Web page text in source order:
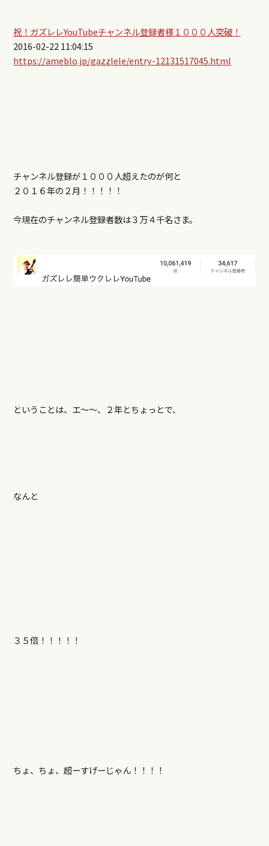
祝！ガズレレYouTubeチャンネル登録者様１０００人突破！
2016-02-22 11:04:15
https://ameblo.jp/gazzlele/entry-12131517045.html
チャンネル登録が１０００人超えたのが何と
２０１６年の２月！！！！！
今現在のチャンネル登録者数は３万４千名さま。
ということは、エ～～、２年とちょっとで、
なんと
３５倍！！！！！
ちょ、ちょ、超ーすげーじゃん！！！！